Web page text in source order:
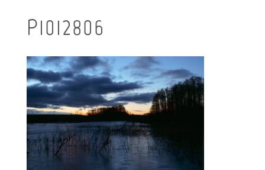
P1012806